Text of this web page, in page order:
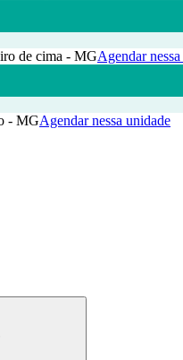
de cima - MGAgendar
- MGAgendar nessa unidade